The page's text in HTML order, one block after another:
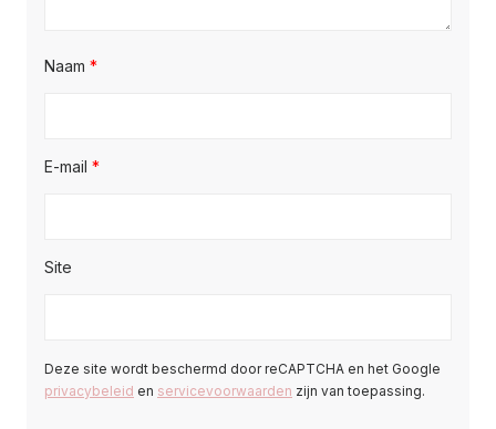
Naam *
E-mail *
Site
Deze site wordt beschermd door reCAPTCHA en het Google
privacybeleid en servicevoorwaarden zijn van toepassing.